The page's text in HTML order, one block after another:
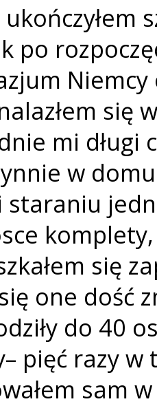
po
się
mi długi
w
staraniu
się
one dość
do 40
pięć razy
sam